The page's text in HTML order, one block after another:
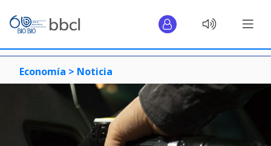
Economía > Noticia